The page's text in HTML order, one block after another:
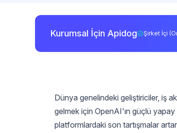
Kurumsal İçin Apidog Şirket İçi
Dünya genelindeki geliştiriciler, iş
gelmek için OpenAI'ın güçlü
platformlardaki son tartışmalar